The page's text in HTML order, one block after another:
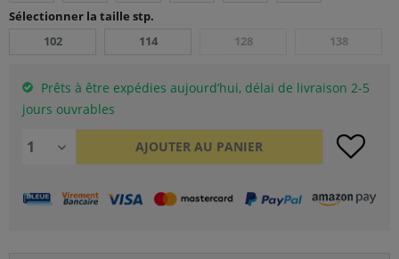
Sélectionner la taille stp.
102
114 128 138
Prêts à être expédies aujourd’hui, délai de livraison 2-5
jours ouvrables
AJOUTER AU PANIER